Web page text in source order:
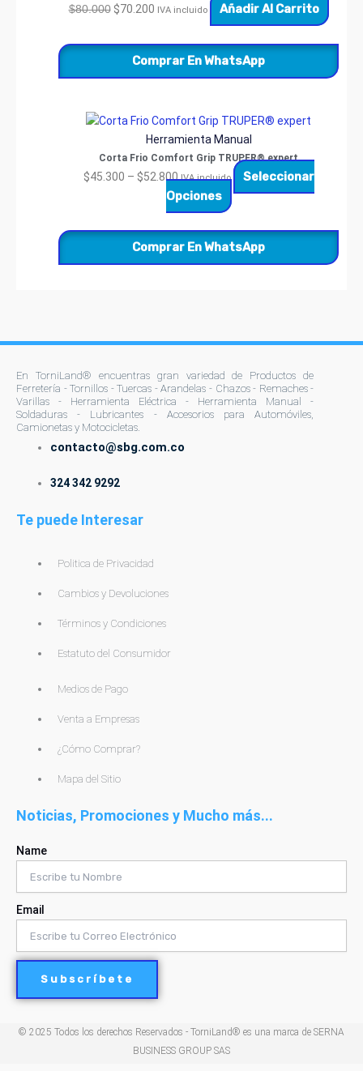
$80.000 $80.000.
$70.200$70.200.
IVA incluido Añadir Al Carrito
Comprar En WhatsApp
Herramienta Manual
Corta Frio Comfort Grip TRUPER® expert
$45.300 – $52.800
Price
range:
$45.300
through
$52.800
IVA incluido
Seleccionar
Opciones
Este
producto
tiene
múltiples
variantes.
opciones
se
pueden
página
producto
Comprar En WhatsApp
En TorniLand® encuentras gran variedad de Productos de
Ferretería - Tornillos - Tuercas - Arandelas - Chazos - Remaches -
Varillas - Herramienta Eléctrica - Herramienta Manual -
Soldaduras - Lubricantes - Accesorios para Automóviles,
Camionetas y Motocicletas.
contacto@sbg.com.co
324 342 9292
Te puede Interesar
Politica de Privacidad
Cambios y Devoluciones
Términos y Condiciones
Estatuto del Consumidor
Medios de Pago
Venta a Empresas
¿Cómo Comprar?
Mapa del Sitio
Noticias, Promociones y Mucho más...
Name
Email
Subscríbete
© 2025 Todos los derechos Reservados - TorniLand® es una marca de SERNA
BUSINESS GROUP SAS